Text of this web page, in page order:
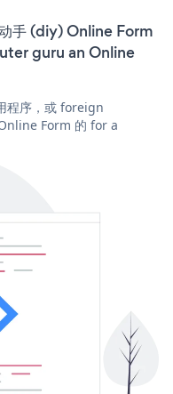
手 (diy) Online Form
guru an Online
程序，或 foreign
Form 的 for a